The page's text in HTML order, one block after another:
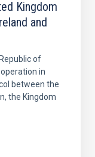
Kingdom
and
of
in
between the
the Kingdom